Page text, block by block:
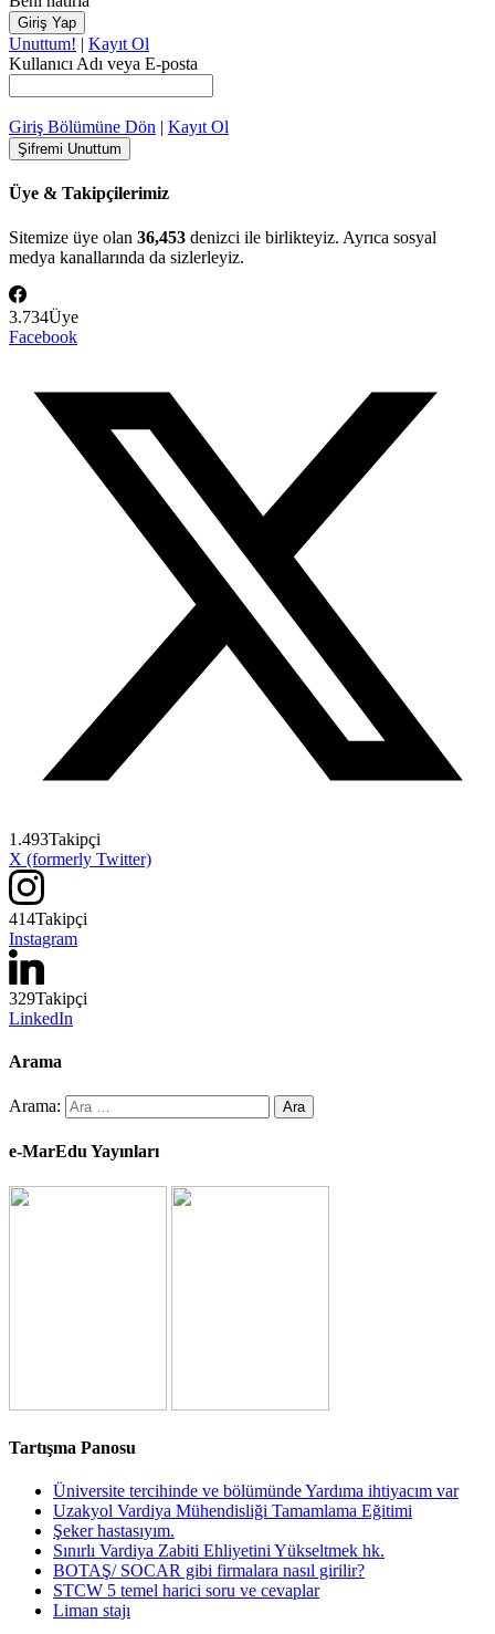
Unuttum! | Kayıt Ol
Kullanıcı Adı veya E-posta
Giriş Bölümüne Dön | Kayıt Ol
Üye & Takipçilerimiz
Sitemize üye olan 36,453 denizci ile birlikteyiz. Ayrıca sosyal
medya kanallarında da sizlerleyiz.
3.734Üye
Facebook
1.493Takipçi
X (formerly Twitter)
414Takipçi
Instagram
329Takipçi
LinkedIn
Arama
Arama:
e-MarEdu Yayınları
Tartışma Panosu
Üniversite tercihinde ve bölümünde Yardıma ihtiyacım var
Uzakyol Vardiya Mühendisliği Tamamlama Eğitimi
Şeker hastasıyım.
Sınırlı Vardiya Zabiti Ehliyetini Yükseltmek hk.
BOTAŞ/ SOCAR gibi firmalara nasıl girilir?
STCW 5 temel harici soru ve cevaplar
Liman stajı